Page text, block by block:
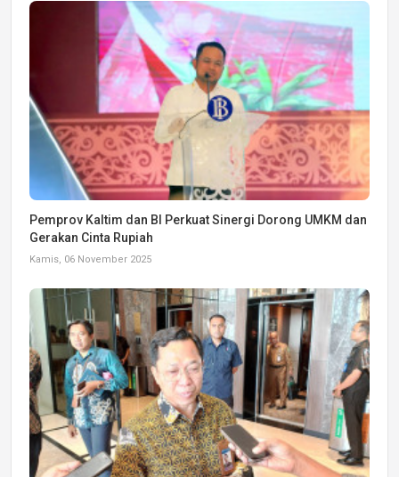
Pemprov Kaltim dan BI Perkuat Sinergi Dorong UMKM dan
Gerakan Cinta Rupiah
Kamis, 06 November 2025